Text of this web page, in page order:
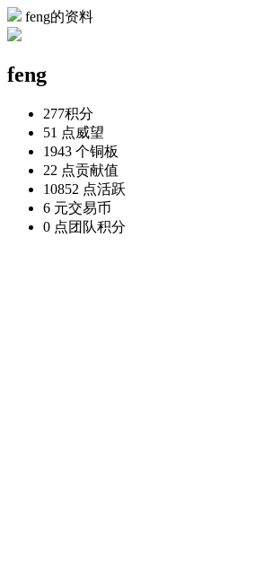
feng的资料
feng
277积分
51 点威望
1943 个铜板
22 点贡献值
10852 点活跃
6 元交易币
0 点团队积分